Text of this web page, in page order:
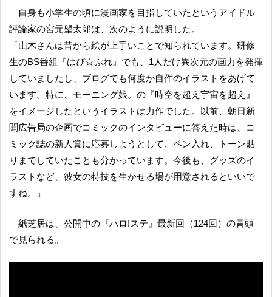
自身も小学生の頃に漫画家を目指していたというアイドル
評論家の宮元望太郎は、次のように説明した。
「山木さんは昔から絵が上手いことで知られています。研修
生のBS番組『はぴ☆ぷれ』でも、1人だけ異次元の画力を発揮
していましたし、ブログでも何度か自作のイラストをあげて
います。特に、モーニング娘。の『時空を超え宇宙を超え』
をイメージしたというイラストは力作でした。以前、朝日新
聞広告局の企画でコミックのインタビューに答えた時は、コ
ミック誌の新人賞に応募しようとして、ペン入れ、トーン貼
りまでしていたことも分かっています。今後も、グッズのイ
ラストなど、彼女の特技を生かせる場が用意されるといいで
すね。」
紙芝居は、公開中の『ハロ!ステ』最新回（124回）の冒頭
で見られる。